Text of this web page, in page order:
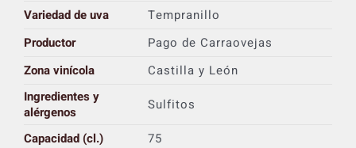
Variedad de uva
Tempranillo
Productor
Pago de Carraovejas
Zona vinícola
Castilla y León
Ingredientes y
alérgenos
Sulfitos
Capacidad (cl.)
75